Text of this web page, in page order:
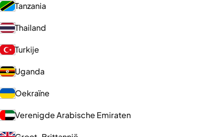
Tanzania
Thailand
Turkije
Uganda
Oekraïne
Verenigde Arabische Emiraten